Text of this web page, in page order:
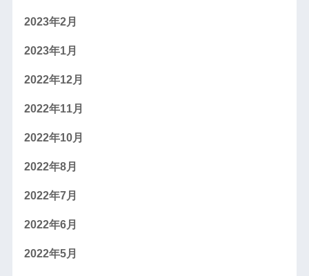
2023年2月
2023年1月
2022年12月
2022年11月
2022年10月
2022年8月
2022年7月
2022年6月
2022年5月